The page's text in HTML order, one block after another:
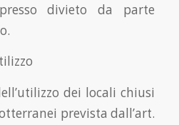
divieto da parte
dei locali chiusi
prevista dall’art.